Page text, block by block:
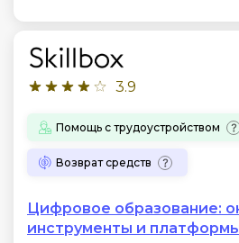
3.9
Помощь с трудоустройством
Возврат средств
Цифровое образование:
инструменты и